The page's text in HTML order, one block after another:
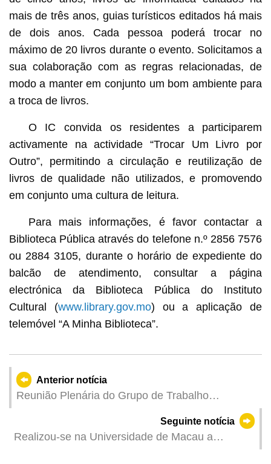
mais de três anos, guias turísticos editados há mais
de dois anos. Cada pessoa poderá trocar no
máximo de 20 livros durante o evento. Solicitamos a
sua colaboração com as regras relacionadas, de
modo a manter em conjunto um bom ambiente para
a troca de livros.
O IC convida os residentes a participarem
activamente na actividade “Trocar Um Livro por
Outro”, permitindo a circulação e reutilização de
livros de qualidade não utilizados, e promovendo
em conjunto uma cultura de leitura.
Para mais informações, é favor contactar a
Biblioteca Pública através do telefone n.º 2856 7576
ou 2884 3105, durante o horário de expediente do
balcão de atendimento, consultar a página
electrónica da Biblioteca Pública do Instituto
Cultural (www.library.gov.mo) ou a aplicação de
telemóvel “A Minha Biblioteca”.
Anterior notícia
Reunião Plenária do Grupo de Trabalho
Interdepartamental contra o Branqueamento de
Capitais e Financiamento ao Terrorismo
Seguinte notícia
Realizou-se na Universidade de Macau a